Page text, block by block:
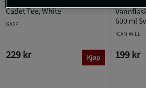
Cadet Tee, White
GASP
229 kr Kjøp
600 ml
ICANIWILL
199 kr